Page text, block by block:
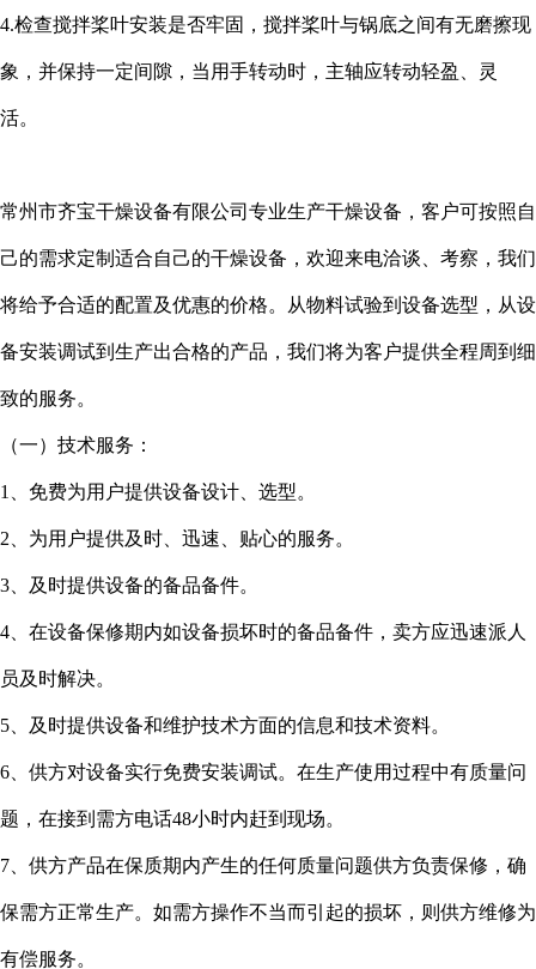
4.检查搅拌桨叶安装是否牢固，搅拌桨叶与锅底之间有无磨擦现
象，并保持一定间隙，当用手转动时，主轴应转动轻盈、灵
活。
常州市齐宝干燥设备有限公司专业生产干燥设备，客户可按照自
己的需求定制适合自己的干燥设备，欢迎来电洽谈、考察，我们
将给予合适的配置及优惠的价格。从物料试验到设备选型，从设
备安装调试到生产出合格的产品，我们将为客户提供全程周到细
致的服务。
（一）技术服务：
1、免费为用户提供设备设计、选型。
2、为用户提供及时、迅速、贴心的服务。
3、及时提供设备的备品备件。
4、在设备保修期内如设备损坏时的备品备件，卖方应迅速派人
员及时解决。
5、及时提供设备和维护技术方面的信息和技术资料。
6、供方对设备实行免费安装调试。在生产使用过程中有质量问
题，在接到需方电话48小时内赶到现场。
7、供方产品在保质期内产生的任何质量问题供方负责保修，确
保需方正常生产。如需方操作不当而引起的损坏，则供方维修为
有偿服务。